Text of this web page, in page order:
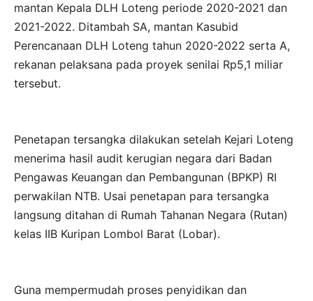
mantan Kepala DLH Loteng periode 2020-2021 dan
2021-2022. Ditambah SA, mantan Kasubid
Perencanaan DLH Loteng tahun 2020-2022 serta A,
rekanan pelaksana pada proyek senilai Rp5,1 miliar
tersebut.
Penetapan tersangka dilakukan setelah Kejari Loteng
menerima hasil audit kerugian negara dari Badan
Pengawas Keuangan dan Pembangunan (BPKP) RI
perwakilan NTB. Usai penetapan para tersangka
langsung ditahan di Rumah Tahanan Negara (Rutan)
kelas IIB Kuripan Lombol Barat (Lobar).
Guna mempermudah proses penyidikan dan